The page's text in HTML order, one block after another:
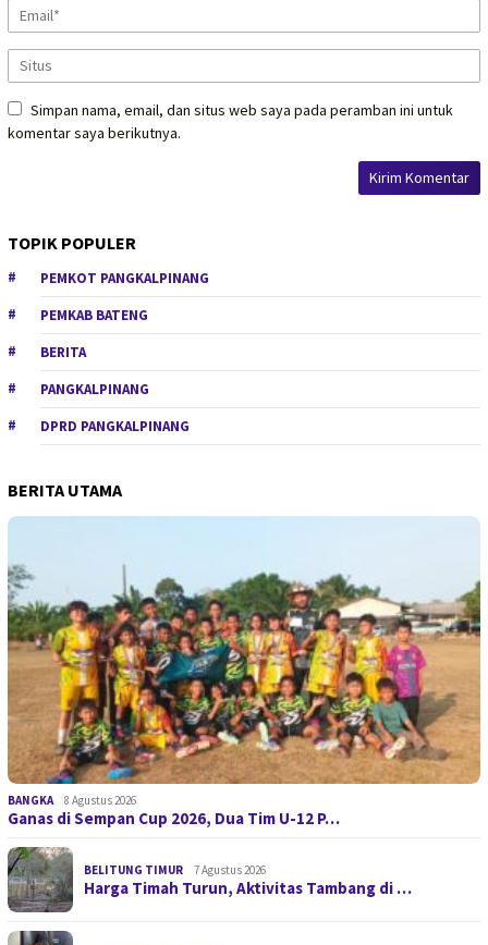
Simpan nama, email, dan situs web saya pada peramban ini untuk
komentar saya berikutnya.
TOPIK POPULER
PEMKOT PANGKALPINANG
PEMKAB BATENG
BERITA
PANGKALPINANG
DPRD PANGKALPINANG
BERITA UTAMA
BANGKA 8 Agustus 2026
Ganas di Sempan Cup 2026, Dua Tim U-12 P…
BELITUNG TIMUR 7 Agustus 2026
Harga Timah Turun, Aktivitas Tambang di …